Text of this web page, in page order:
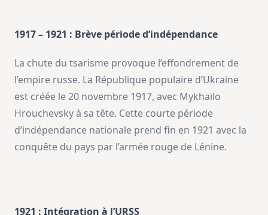
1917 – 1921 : Brève période d’indépendance
La chute du tsarisme provoque l’effondrement de
l’empire russe. La République populaire d’Ukraine
est créée le 20 novembre 1917, avec Mykhaïlo
Hrouchevsky à sa tête. Cette courte période
d’indépendance nationale prend fin en 1921 avec la
conquête du pays par l’armée rouge de Lénine.
1921 : Intégration à l’URSS